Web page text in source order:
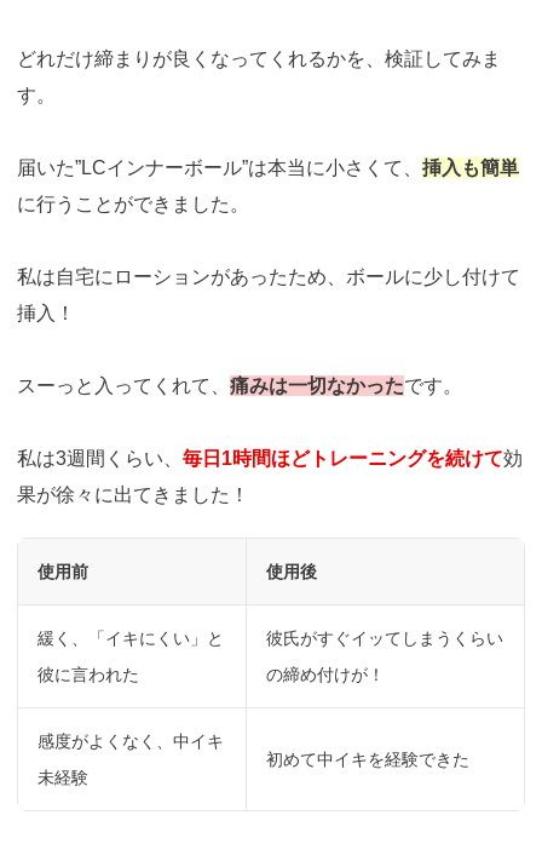
どれだけ締まりが良くなってくれるかを、検証してみま
す。
届いた”LCインナーボール”は本当に小さくて、 挿入も簡単
に行うことができました。
私は自宅にローションがあったため、ボールに少し付けて
挿入！
スーっと入ってくれて、 痛みは一切なかったです。
私は3週間くらい、 毎日1時間ほどトレーニングを続けて効
果が徐々に出てきました！
使用前 使用後
緩く、「イキにくい」と
彼に言われた
彼氏がすぐイッてしまうくらい
の締め付けが！
感度がよくなく、中イキ
未経験
初めて中イキを経験できた